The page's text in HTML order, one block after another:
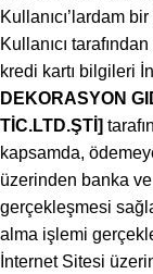
Kullanıcı’lardam
Kullanıcı
kredi kartı bilgileri
DEKORASYON
TİC.LTD.ŞTİ ]
kapsamda,
üzerinden banka ve
gerçekleşmesi
alma işlemi
İnternet Sitesi